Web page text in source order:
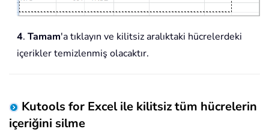
4. Tamam'a tıklayın ve kilitsiz aralıktaki hücrelerdeki
içerikler temizlenmiş olacaktır.
Kutools for Excel ile kilitsiz tüm hücrelerin
içeriğini silme